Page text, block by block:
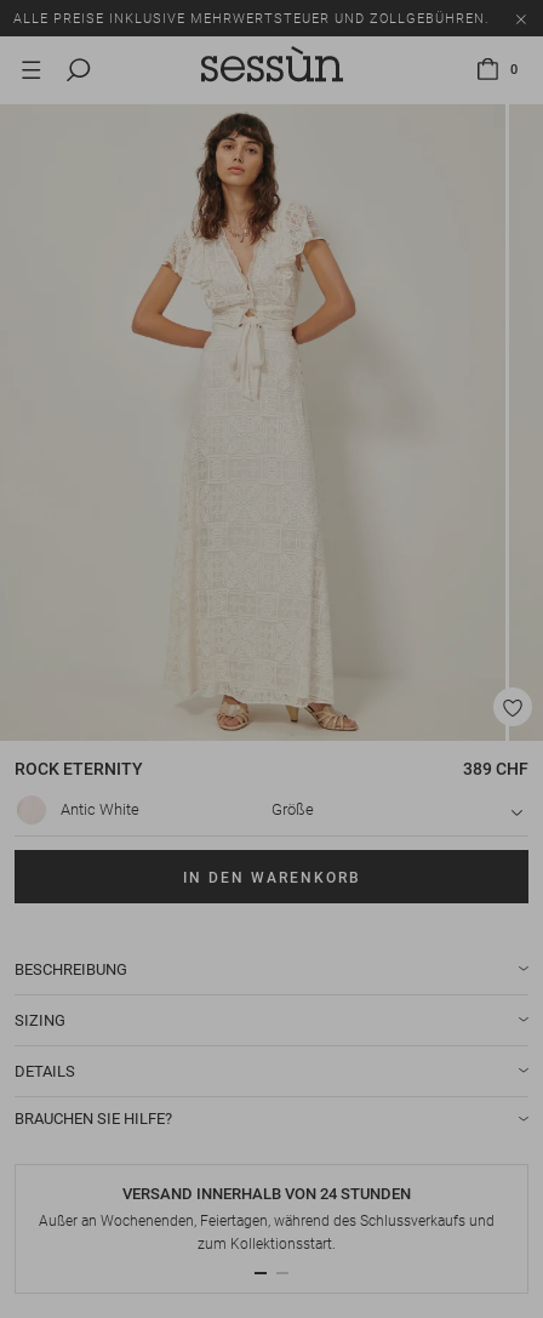
ALLE PREISE INKLUSIVE MEHRWERTSTEUER UND ZOLLGEBÜHREN.
SALE: BIS ZU -50% AUF EINE AUSWAHL AN ARTIKELN.
0
ROCK ETERNITY 389 CHF
Antic White Größe
IN DEN WARENKORB
BESCHREIBUNG
SIZING
DETAILS
BRAUCHEN SIE HILFE?
VERSAND INNERHALB VON 24 STUNDEN
Außer an Wochenenden, Feiertagen, während des Schlussverkaufs und
zum Kollektionsstart.